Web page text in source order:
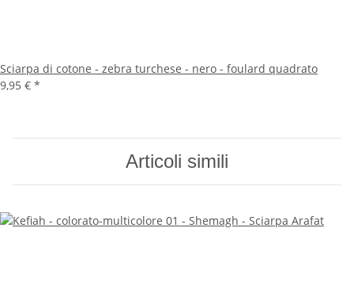
Sciarpa di cotone - zebra turchese - nero - foulard quadrato
9,95 € *
Articoli simili